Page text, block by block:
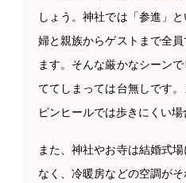
しょう。神社では「参進」
婦と親族からゲストまで全
ます。そんな厳かなシーン
ててしまっては台無しです。
ピンヒールでは歩きにくい場
また、神社やお寺は結婚式
なく、冷暖房などの空調がそ